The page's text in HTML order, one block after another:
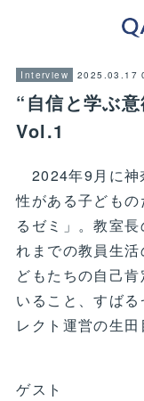
Interview 2025.03.17
“自信と学ぶ
Vol.1
2024年9月に神
性がある子ども
るゼミ」。教室
れまでの教員生
どもたちの自己
いること、すば
レクト運営の生田
ゲスト